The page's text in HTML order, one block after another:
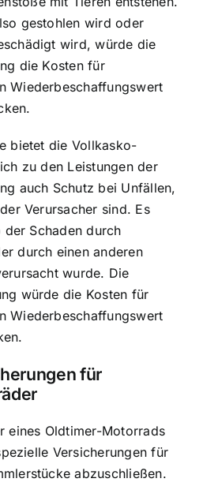
gestohlen wird oder
wird, würde die
die Kosten für
Wiederbeschaffungswert
bietet die Vollkasko-
zu den Leistungen der
auch Schutz bei Unfällen,
Verursacher sind. Es
Schaden durch
durch einen anderen
wurde. Die
würde die Kosten für
Wiederbeschaffungswert
für
eines Oldtimer-Motorrads
Versicherungen für
abzuschließen.